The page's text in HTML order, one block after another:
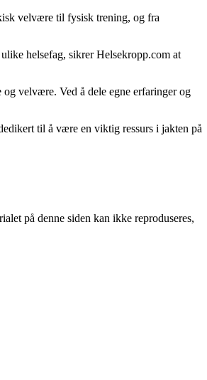
velvære til fysisk trening, og fra
helsefag, sikrer Helsekropp.com at
og velvære. Ved å dele egne erfaringer og
til å være en viktig ressurs i jakten på
på denne siden kan ikke reproduseres,